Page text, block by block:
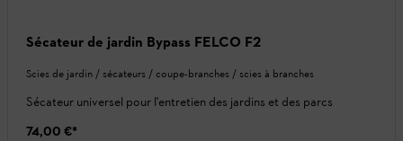
Sécateur de jardin Bypass FELCO F2
Scies de jardin / sécateurs / coupe-branches / scies à branches
Sécateur universel pour l'entretien des jardins et des parcs
74,00 €*